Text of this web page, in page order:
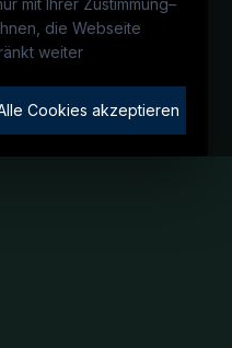
mit Ihrer Zustimmung–
die Webseite
weiter
Cookies akzeptieren